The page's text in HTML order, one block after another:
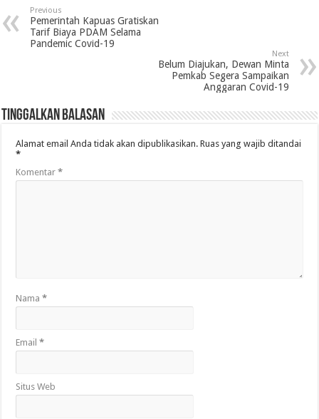
Previous
Pemerintah Kapuas Gratiskan
Tarif Biaya PDAM Selama
Pandemic Covid-19
Next
Belum Diajukan, Dewan Minta
Pemkab Segera Sampaikan
Anggaran Covid-19
Tinggalkan Balasan
Alamat email Anda tidak akan dipublikasikan. Ruas yang wajib ditandai
*
Komentar*
Nama*
Email*
Situs Web